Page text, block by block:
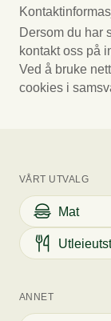
Dersom du har
kontakt oss på
Ved å bruke
cookies i
VÅRT UTVALG
Mat
ANNET